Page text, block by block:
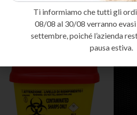
Prodotti correlati
Ti informiamo che tutti gli
08/08 al 30/08 verranno
settembre, poiché l’azienda
pausa estiva.